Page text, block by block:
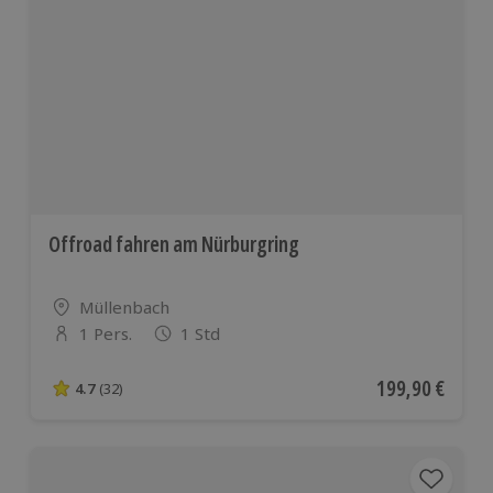
Offroad fahren am Nürburgring
Standort
Müllenbach
Anzahl der Teilnehmer
1 Pers. 1 Std
4.7 von 5 Sternen basierend auf 32 Bewertungen
4.7 (32) Aktueller Preis
199,90 €